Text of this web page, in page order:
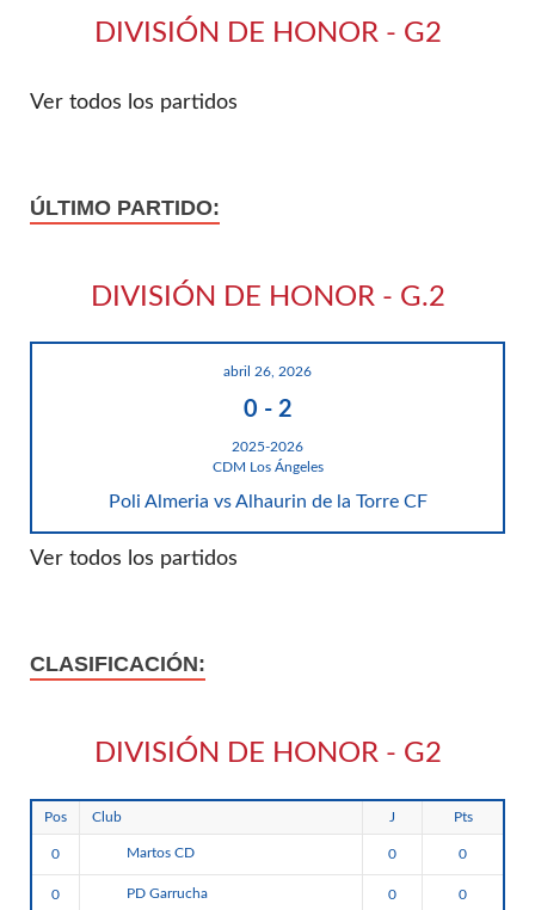
DIVISIÓN DE HONOR - G2
Ver todos los partidos
ÚLTIMO PARTIDO:
DIVISIÓN DE HONOR - G.2
abril 26, 2026
0 - 2
2025-2026
CDM Los Ángeles
Poli Almeria vs Alhaurin de la Torre CF
Ver todos los partidos
CLASIFICACIÓN:
DIVISIÓN DE HONOR - G2
Pos Club J Pts
0 Martos CD 0 0
0 PD Garrucha 0 0